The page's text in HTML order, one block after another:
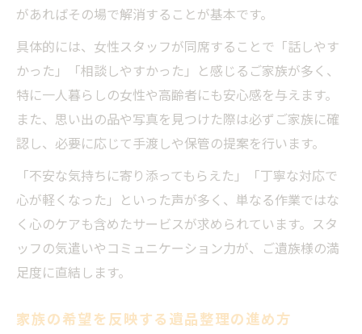
があればその場で解消することが基本です。
具体的には、女性スタッフが同席することで「話しやす
かった」「相談しやすかった」と感じるご家族が多く、
特に一人暮らしの女性や高齢者にも安心感を与えます。
また、思い出の品や写真を見つけた際は必ずご家族に確
認し、必要に応じて手渡しや保管の提案を行います。
「不安な気持ちに寄り添ってもらえた」「丁寧な対応で
心が軽くなった」といった声が多く、単なる作業ではな
く心のケアも含めたサービスが求められています。スタ
ッフの気遣いやコミュニケーション力が、ご遺族様の満
足度に直結します。
家族の希望を反映する遺品整理の進め方